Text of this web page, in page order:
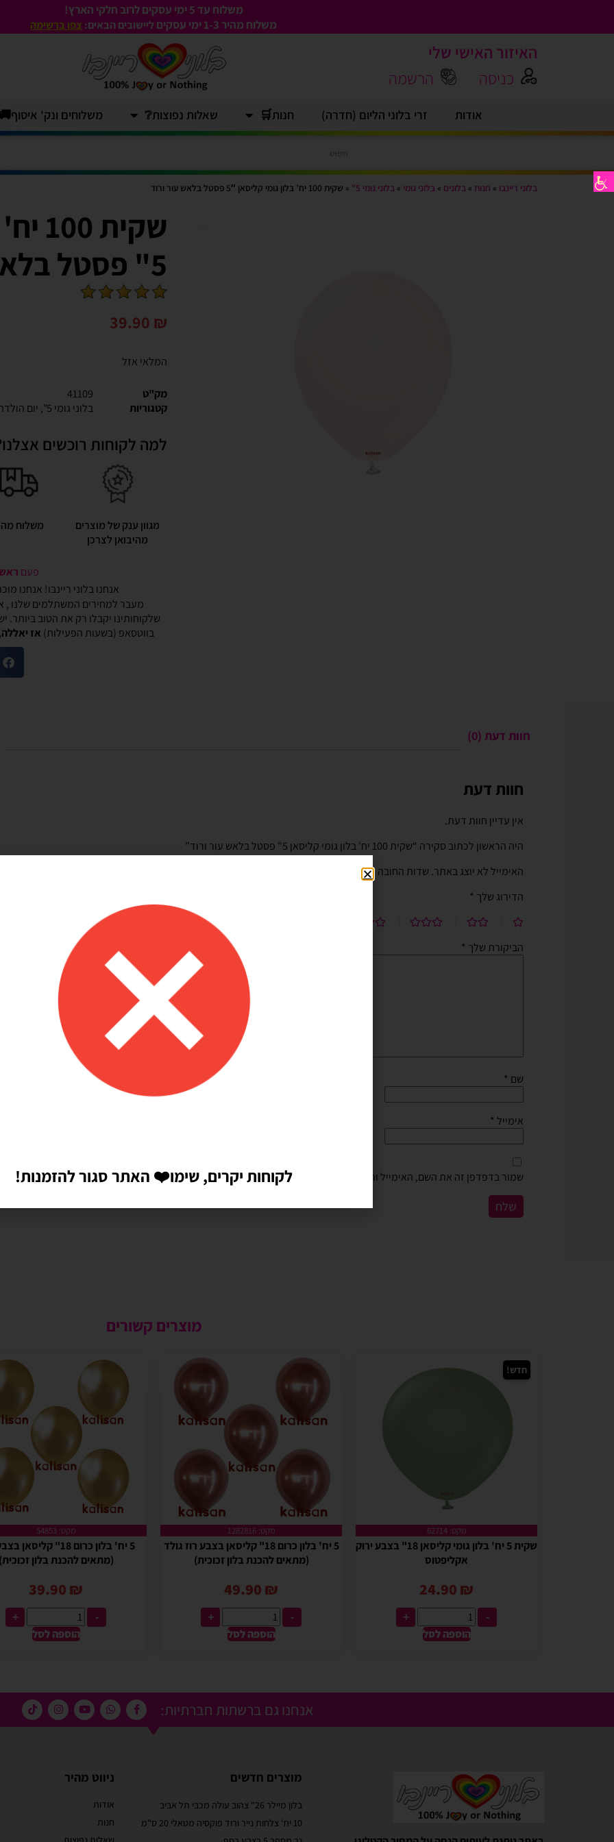
משלוח עד 5 ימי עסקים לרוב חלקי הארץ!
משלוח מהיר 1-3
ימי עסקים ליישובים הבאים: צפו ברשימה
האיזור האישי שלי
כניסה
הרשמה
אודות זרי בלוני הליום (חדרה) חנות🛒 שאלות נפוצות❔ משלוחים ונק' איסוף🚚
בלוני ריינבו » חנות » בלונים » בלוני גומי » בלוני גומי 5" » שקית 100 יח’ בלון גומי קליסאן 5″ פסטל בלאש עור ורוד
5" פסטל בלאש עור ורוד
39.90 ₪
המלאי אזל
מק"ט
41109
קטגוריות
בלוני גומי 5" , יום
למה לקוחות רוכשים
מגוון ענק של מוצרים
מהיבואן לצרכן
משלוח
פעם
אנחנו בלוני ריינבו! אנחנו
מעבר למחירים המשתלמים שלנו ,
שלקוחותינו יקבלו רק את הטוב
בווטסאפ (בשעות הפעילות) אז
חוות דעת (0)
חוות דעת
אין עדיין חוות דעת.
היה הראשון לכתוב סקירה “שקית 100 יח' בלון גומי קליסאן 5" פסטל בלאש עור ורוד”
האימייל לא יוצג באתר. שדות החובה מסומנים
הדירוג שלך *
הביקורת שלך *
שם *
אימייל *
שמור בדפדפן זה את השם, האימייל והאתר שלי לפעם הבאה שאגיב.
בלוני ריינבאו הפכו להיות חלק קסום בבוקר
יומההולדת המשפחתי שלנו. מוצרים יפים, מבצעים
טובים ושירות נוח מהיר יעיל ואמין. אפשרות נוחה
לאמצעי תשלום באתר. האתר שלהם יפה זמין מפורט
מוצלח זה שירות הלקוחות! עונים בשניה לוואטסאפ,
בנעימות ובנכונות לעזור. יעילים בטירוף. ממליצה בחום
מוצרים קשורים
חדש!
מקט: 62714
שקית 5 יח' בלון גומי קליסאן 18" בצבע ירוק
אקליפטוס
24.90 ₪
-
+
הוספה לסל
מקט: 1282816
5 יח' בלון כרום 18" קליסאן בצבע רוז גולד
(מתאים להכנת בלון זכוכית)
49.90 ₪
-
+
הוספה לסל
מקט: 54853
5 יח' בלון כרום 18"
(מתאים להכנת בלון זכוכית)
39.90 ₪
-
+
הוספה לסל
אנחנו גם ברשתות חברתיות:
מוצרים חדשים
בלון מיילר 26" צהוב עולה מכבי תל אביב
10 יח' צלחות נייר ורוד פוקסיה מטאלי 20 ס"מ
ניווט מהיר
אודות
חנות
בלוני ריינבאו הפכו להיות חלק קסום בבוקר
שירות לקוחות מוצלח!
לקוחות יקרים, שימו❤️ האתר סגור להזמנות!